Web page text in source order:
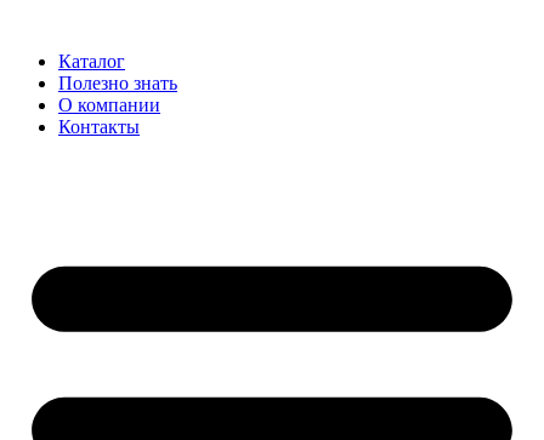
Каталог
Полезно знать
О компании
Контакты